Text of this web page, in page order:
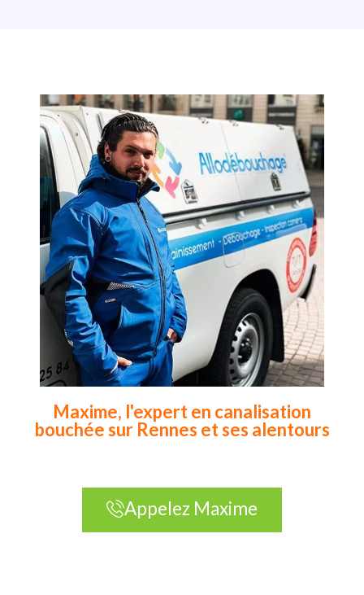
Maxime, l'expert en canalisation
bouchée sur Rennes et ses alentours
Appelez Maxime